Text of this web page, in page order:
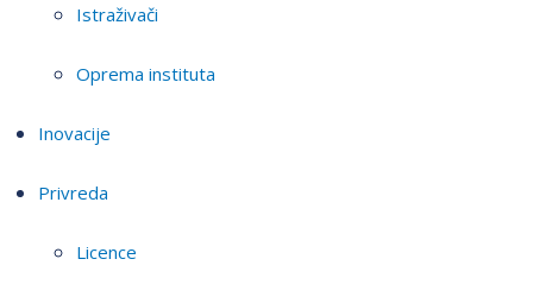
Istraživači
Oprema instituta
Inovacije
Privreda
Licence